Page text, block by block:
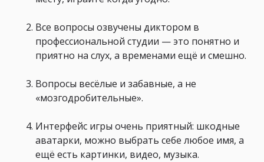
Все вопросы озвучены диктором в
профессиональной студии — это понятно и
приятно на слух, а временами ещё и смешно.
Вопросы весёлые и забавные, а не
«мозгодробительные».
Интерфейс игры очень приятный: шкодные
аватарки, можно выбрать себе любое имя, а
ещё есть картинки, видео, музыка.